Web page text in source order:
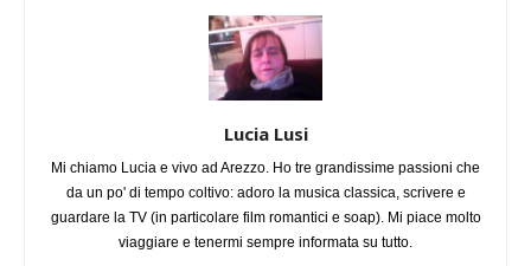
Lucia Lusi
Mi chiamo Lucia e vivo ad Arezzo. Ho tre grandissime passioni che
da un po' di tempo coltivo: adoro la musica classica, scrivere e
guardare la TV (in particolare film romantici e soap). Mi piace molto
viaggiare e tenermi sempre informata su tutto.